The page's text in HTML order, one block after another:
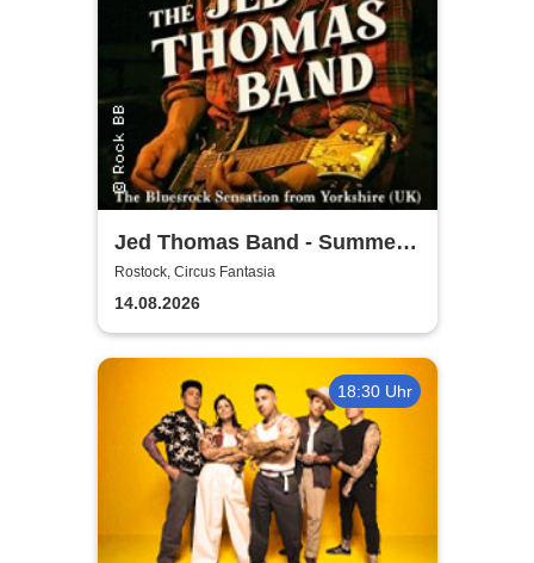
Jed Thomas Band - Summer
Tour 2026
Rostock, Circus Fantasia
14.08.2026
18:30 Uhr